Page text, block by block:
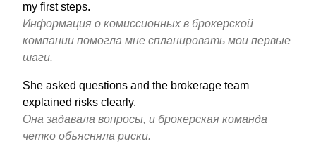
my first steps.
Информация о комиссионных в брокерской
компании помогла мне спланировать мои первые
шаги.
She asked questions and the brokerage team
explained risks clearly.
Она задавала вопросы, и брокерская команда
четко объясняла риски.